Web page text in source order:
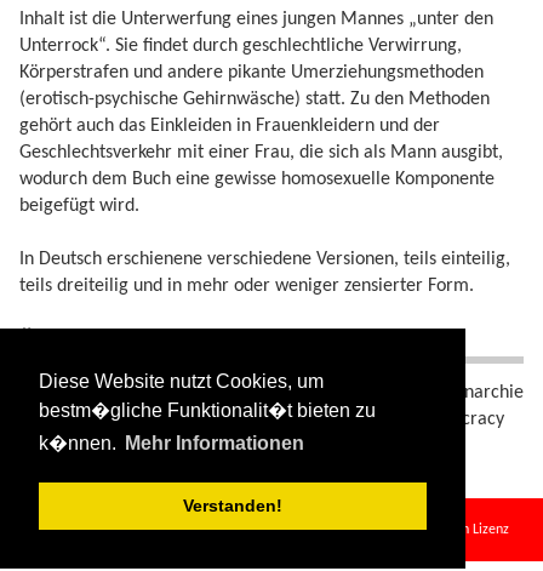
Diese Website nutzt Cookies, um
bestm�gliche Funktionalit�t bieten zu
k�nnen.
Mehr Informationen
Verstanden!
Inhalt ist die Unterwerfung eines jungen Mannes „unter den
Unterrock“. Sie findet durch geschlechtliche Verwirrung,
Körperstrafen und andere pikante Umerziehungsmethoden
(erotisch-psychische Gehirnwäsche) statt. Zu den Methoden
gehört auch das Einkleiden in Frauenkleidern und der
Geschlechtsverkehr mit einer Frau, die sich als Mann ausgibt,
wodurch dem Buch eine gewisse homosexuelle Komponente
beigefügt wird.
In Deutsch erschienene verschiedene Versionen, teils einteilig,
teils dreiteilig und in mehr oder weniger zensierter Form.
Gynozentrische Weltsicht, Als Herrschaftsform auch: Gynarchie
(eingedeutschtes Englisch), gynarchy, gynecocracy, gynocracy
· Zuletzt geändert:2024/08/11 09:34
Falls nicht anders bezeichnet, ist der Inhalt dieses Wikis unter der folgenden Lizenz